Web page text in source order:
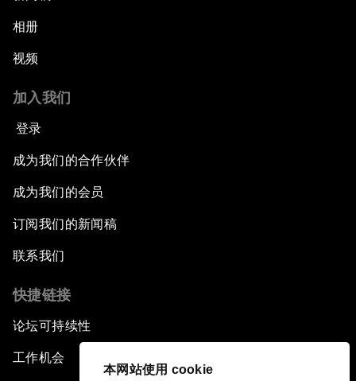
本网站使用 cookie
相册
视频
加入我们
登录
成为我们的合作伙伴
成为我们的会员
订阅我们的新闻稿
联系我们
快捷链接
论坛可持续性
工作机会